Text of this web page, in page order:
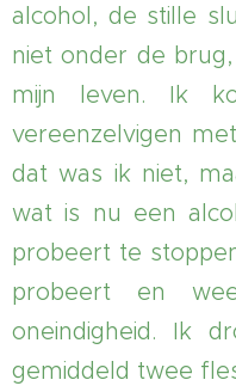
alcohol, de stille
niet onder de
mijn leven. Ik
vereenzelvigen
dat was ik niet,
wat is nu een
probeert te
probeert en
oneindigheid. Ik
gemiddeld twee